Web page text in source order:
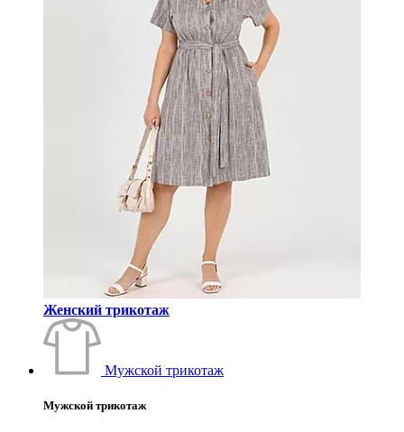
Женский трикотаж
Мужской трикотаж
Мужской трикотаж